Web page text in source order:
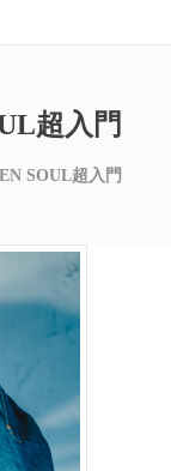
超入門
SOUL超入門